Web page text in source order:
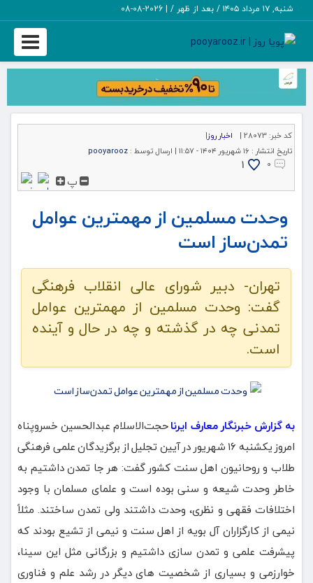
شنبه, ۱۷ مرداد ۱۴۰۵ / بعد از ظهر / |
2026-08-08
Toggle
کد خبر: 28073 | اخبار روز|
تاریخ انتشار : ۱۶ شهریور ۱۴۰۴ - ۱۱:۵۷ | ارسال توسط : pooyarooz
۰
1
پ
وحدت مسلمین از مهمترین عوامل
تمدن‌ساز است
تهران- دبیر شورای عالی انقلاب فرهنگی
گفت: وحدت مسلمین از مهمترین عوامل
تمدنی چه در گذشته و چه در حال و آینده
است.
به گزارش خبرنگار معارف ایرناحجت‌الاسلام عبدالحسین خسروپناه
امروز یکشنبه ۱۶ شهریور در آیین تجلیل از برگزیدگان علمی فرهنگی
طلاب و روحانیون اهل سنت کشور گفت: هر جا تمدن داشتیم به
خاطر وحدت شیعه و سنی بوده است و علمای مسلمان با وجود
اختلافات فقهی و نظری، وحدت داشتند ولی تمدن ساختند. مثلاً
نیمی از کارگزاران آل بویه از اهل سنت و نیمی از تشیع بودند که
پیشرفت علمی و تمدن سازی داشتیم و بزرگانی مثل این سینا،
خوارزمی و بسیاری از شخصیت های دیگر در رشد علم و فناوری